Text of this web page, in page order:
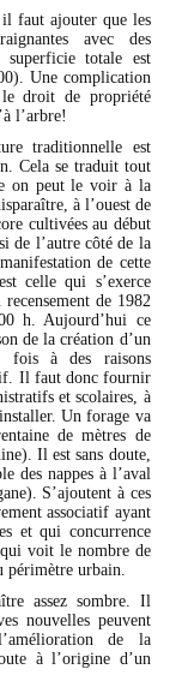
il faut ajouter que les
avec des
superficie totale est
Une complication
le droit de propriété
l’arbre!
traditionnelle est
Cela se traduit tout
on peut le voir à la
à l’ouest de
cultivées au début
de l’autre côté de la
de cette
celle qui s’exerce
de 1982
h. Aujourd’hui ce
de la création d’un
fois à des raisons
Il faut donc fournir
et scolaires, à
Un forage va
de mètres de
Il est sans doute,
des nappes à l’aval
S’ajoutent à ces
associatif ayant
et qui concurrence
qui voit le nombre de
périmètre urbain.
assez sombre. Il
nouvelles peuvent
de la
à l’origine d’un